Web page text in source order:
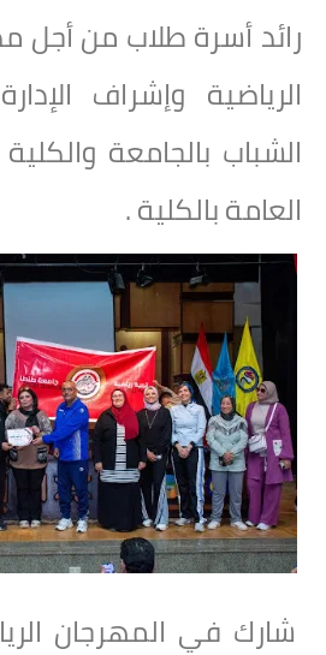
رائد أسرة طلاب من أجل
الرياضية وإشراف
الشباب بالجامعة
العامة بالكلية .
شارك في المهرجان